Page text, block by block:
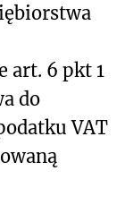
art. 6 pkt 1
do
VAT